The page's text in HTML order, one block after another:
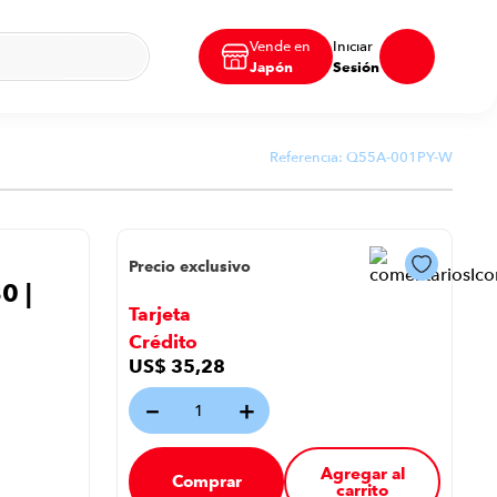
Vende en
Japón
Iniciar
Sesión
Referencia: Q55A-001PY-W
|
Precio exclusivo
Tarjeta
Crédito
US$ 35,28
＋
－
Comprar Agregar al
carrito